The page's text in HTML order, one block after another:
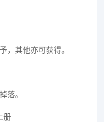
，其他亦可获得。
落。
册